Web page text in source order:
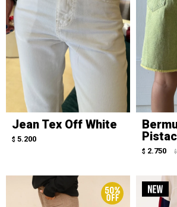
Jean Tex Off White
$ 5.200
$ 2.750 $